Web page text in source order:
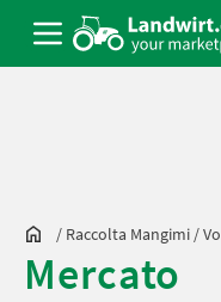
/ Raccolta Mangimi /
Mercato